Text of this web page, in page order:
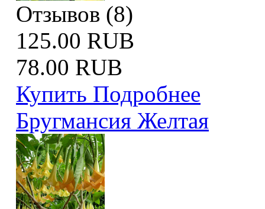
Отзывов (8)
125.00 RUB
78.00 RUB
Купить Подробнее
Бругмансия Желтая